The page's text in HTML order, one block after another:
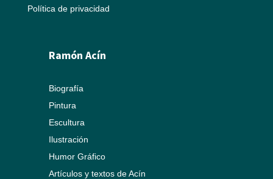
Política de privacidad
Ramón Acín
Biografía
Pintura
Escultura
Ilustración
Humor Gráfico
Artículos y textos de Acín